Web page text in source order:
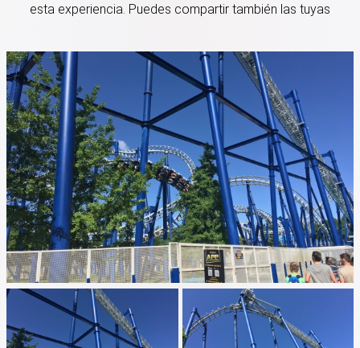
esta experiencia. Puedes compartir también las tuyas